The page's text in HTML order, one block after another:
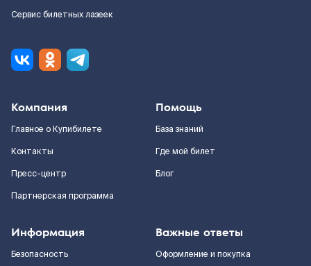
Сервис билетных лазеек
Компания
Главное о Купибилете
Контакты
Пресс-центр
Партнерская программа
Помощь
База знаний
Где мой билет
Блог
Информация
Безопасность
Важные ответы
Оформление и покупка